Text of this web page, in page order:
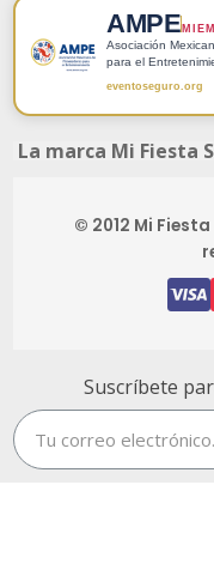
AMPE
Asociación
para el
eventoseguro.org
La marca Mi Fiesta
© 2012 Mi
Suscríbete